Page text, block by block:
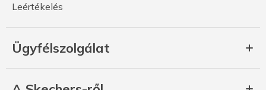
Leértékelés
Ügyfélszolgálat